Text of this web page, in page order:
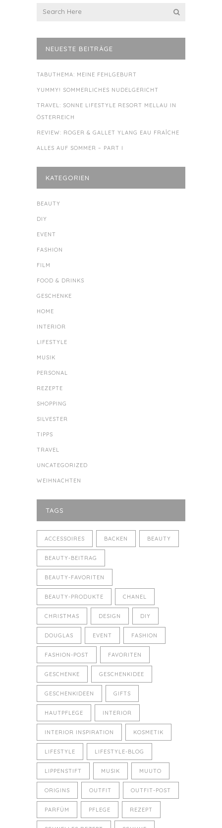
NEUESTE BEITRÄGE
TABUTHEMA: MEINE FEHLGEBURT
YUMMY! SOMMERLICHES NUDELGERICHT
TRAVEL: SONNE LIFESTYLE RESORT MELLAU IN
ÖSTERREICH
REVIEW: ROGER & GALLET YLANG EAU FRAÎCHE
ALLES AUF SOMMER – PART I
KATEGORIEN
BEAUTY
DIY
EVENT
FASHION
FILM
FOOD & DRINKS
GESCHENKE
HOME
INTERIOR
LIFESTYLE
MUSIK
PERSONAL
REZEPTE
SHOPPING
SILVESTER
TIPPS
TRAVEL
UNCATEGORIZED
WEIHNACHTEN
TAGS
ACCESSOIRES BACKEN BEAUTY
BEAUTY-BEITRAG
BEAUTY-FAVORITEN
BEAUTY-PRODUKTE CHANEL
CHRISTMAS DESIGN DIY
DOUGLAS EVENT FASHION
FASHION-POST FAVORITEN
GESCHENKE GESCHENKIDEE
GESCHENKIDEEN GIFTS
HAUTPFLEGE INTERIOR
INTERIOR INSPIRATION KOSMETIK
LIFESTYLE LIFESTYLE-BLOG
LIPPENSTIFT MUSIK MUUTO
ORIGINS OUTFIT OUTFIT-POST
PARFÜM PFLEGE REZEPT